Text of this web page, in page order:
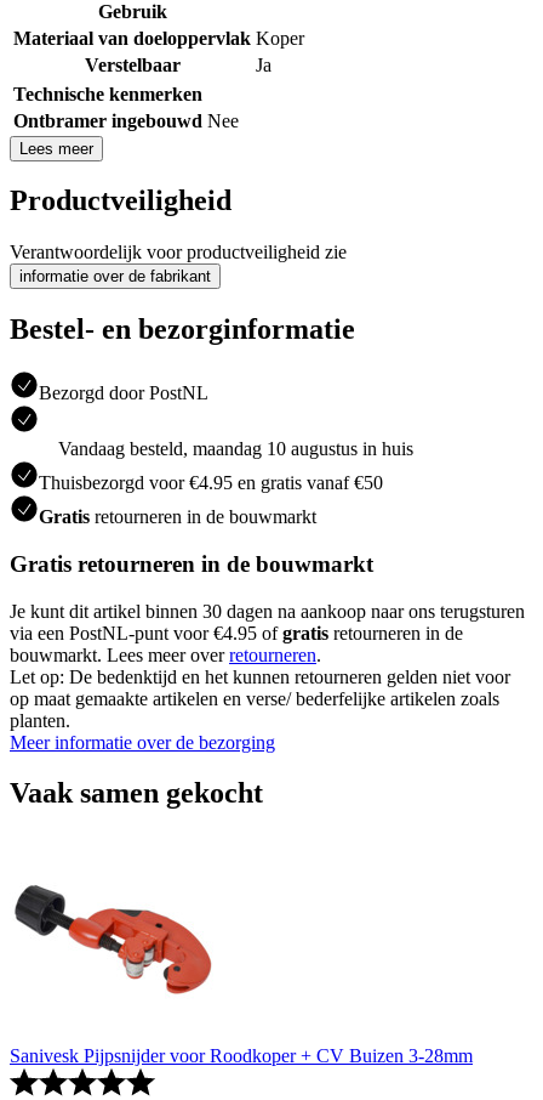
Gebruik
Materiaal van doeloppervlak Koper
Verstelbaar
Ja
Technische kenmerken
Ontbramer ingebouwd Nee
Lees meer
Productveiligheid
Verantwoordelijk voor productveiligheid zie
informatie over de fabrikant
Bestel- en bezorginformatie
Bezorgd door PostNL
Vandaag besteld, maandag 10 augustus in huis
Thuisbezorgd voor €4.95 en gratis vanaf €50
Gratis retourneren in de bouwmarkt
Gratis retourneren in de bouwmarkt
Je kunt dit artikel binnen 30 dagen na aankoop naar ons terugsturen
via een PostNL-punt voor €4.95 ofgratis retourneren in de
bouwmarkt. Lees meer overretourneren.
Let op: De bedenktijd en het kunnen retourneren gelden niet voor
op maat gemaakte artikelen en verse/ bederfelijke artikelen zoals
planten.
Meer informatie over de bezorging
Vaak samen gekocht
Sanivesk Pijpsnijder voor Roodkoper + CV Buizen 3-28mm